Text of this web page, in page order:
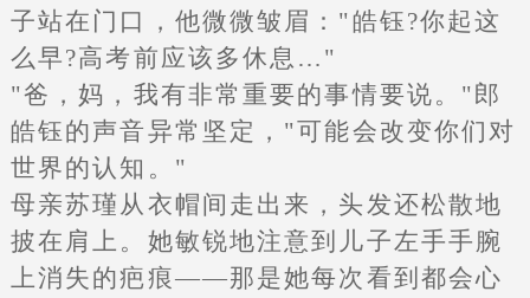
子站在门口，他微微皱眉："皓钰?你起这
么早?高考前应该多休息…"
"爸，妈，我有非常重要的事情要说。"郎
皓钰的声音异常坚定，"可能会改变你们对
世界的认知。"
母亲苏瑾从衣帽间走出来，头发还松散地
披在肩上。她敏锐地注意到儿子左手手腕
上消失的疤痕——那是她每次看到都会心